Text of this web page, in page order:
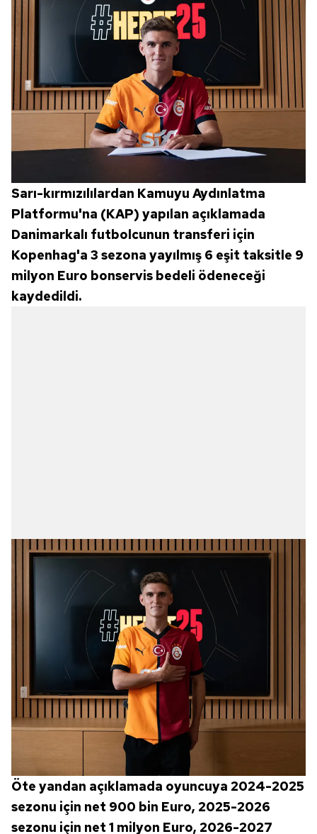
vasıtasıyla belirleyebilirsiniz. Çerezlere ilişkin detaylı bilgi
için Ayarlar butonuna tıklayabilir,Çerez Bilgilendirme
Metnimizi
ziyaret edebilirsiniz.
6698 sayılı Kişisel Verilerin Korunması Kanunu uyarınca
hazırlanmış Aydınlatma Metnimizi okumak ve sitemizde
ilgili mevzuata uygun olarak kullanılan çerezlerle ilgili bilgi
almak için lütfentıklayınız.
Sarı-kırmızılılardan Kamuyu Aydınlatma
Platformu'na (KAP) yapılan açıklamada
Danimarkalı futbolcunun transferi için
Kopenhag'a 3 sezona yayılmış 6 eşit taksitle 9
milyon Euro bonservis bedeli ödeneceği
kaydedildi.
Öte yandan açıklamada oyuncuya 2024-2025
sezonu için net 900 bin Euro, 2025-2026
sezonu için net 1 milyon Euro, 2026-2027